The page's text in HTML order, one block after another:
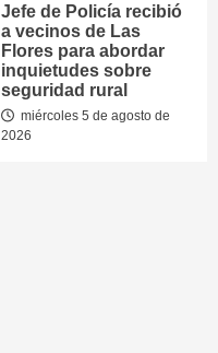
Jefe de Policía recibió
a vecinos de Las
Flores para abordar
inquietudes sobre
seguridad rural
miércoles 5 de agosto de
2026